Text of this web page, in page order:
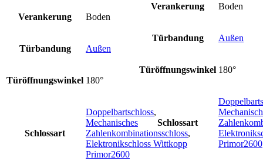
Verankerung Boden
Türbandung Außen
Türöffnungswinkel 180°
Schlossart
Doppelbartschloss,
Mechanisches
Zahlenkombinationsschloss,
Elektronikschloss Wittkopp
Primor2600
Verankerung Boden
Türbandung Außen
Türöffnungswinkel 180°
Schlossart
Primor2600